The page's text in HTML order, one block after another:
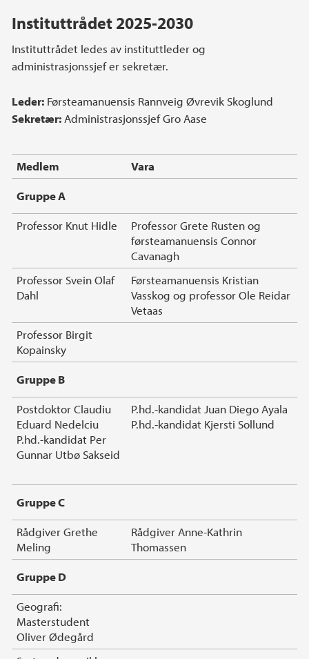
Instituttrådet 2025-2030
Instituttrådet ledes av instituttleder og
administrasjonssjef er sekretær.
Leder: Førsteamanuensis Rannveig Øvrevik Skoglund
Sekretær: Administrasjonssjef Gro Aase
Medlem Vara
Gruppe A
Professor Knut Hidle
Professor Grete Rusten og
førsteamanuensis Connor
Cavanagh
Professor Svein Olaf
Dahl
Førsteamanuensis Kristian
Vasskog og professor Ole Reidar
Vetaas
Professor Birgit
Kopainsky
Gruppe B
Postdoktor Claudiu
Eduard Nedelciu
P.hd.-kandidat Per
Gunnar Utbø Sakseid
P.hd.-kandidat Juan Diego Ayala
P.hd.-kandidat Kjersti Sollund
Gruppe C
Rådgiver Grethe
Meling
Rådgiver Anne-Kathrin
Thomassen
Gruppe D
Geografi:
Masterstudent
Oliver Ødegård